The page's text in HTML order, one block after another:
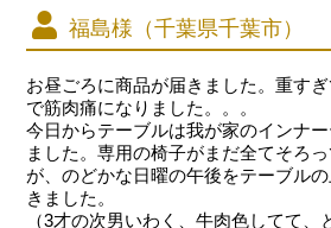
福島様（千葉県千葉市）
お昼ごろに商品が届きました。重す
で筋肉痛になりました。。。
今日からテーブルは我が家のインナ
ました。専用の椅子がまだ全てそろ
が、のどかな日曜の午後をテーブル
きました。
（3才の次男いわく、牛肉色してて